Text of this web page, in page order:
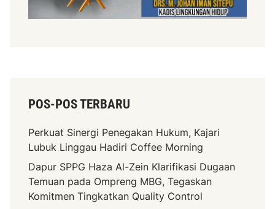
n
b
a
i
k
a
POS-POS TERBARU
Perkuat Sinergi Penegakan Hukum, Kajari
Lubuk Linggau Hadiri Coffee Morning
Dapur SPPG Haza Al-Zein Klarifikasi Dugaan
Temuan pada Ompreng MBG, Tegaskan
Komitmen Tingkatkan Quality Control